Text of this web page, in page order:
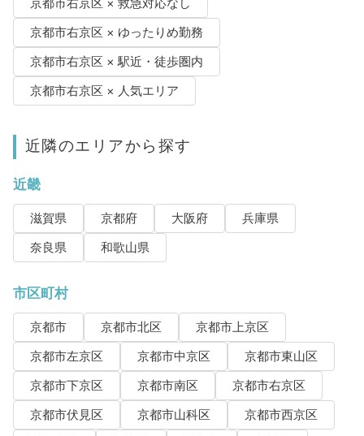
京都市右京区 × 救急対応なし
京都市右京区 × ゆったりめ勤務
京都市右京区 × 駅近・徒歩圏内
京都市右京区 × 人気エリア
近隣のエリアから探す
近畿
滋賀県 京都府 大阪府
兵庫県
奈良県
和歌山県
市区町村
京都市 京都市北区
京都市上京区
京都市左京区
京都市中京区
京都市東山区
京都市下京区
京都市南区
京都市右京区
京都市伏見区
京都市山科区
京都市西京区